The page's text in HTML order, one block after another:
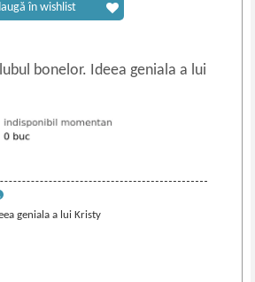
bonelor. Ideea geniala a lui
geniala a lui Kristy
în wishlist